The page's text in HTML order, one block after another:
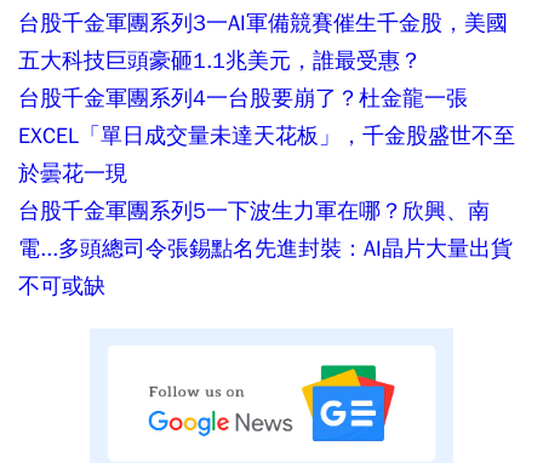
台股千金軍團系列3一AI軍備競賽催生千金股，美國
五大科技巨頭豪砸1.1兆美元，誰最受惠？
台股千金軍團系列4一台股要崩了？杜金龍一張
EXCEL「單日成交量未達天花板」，千金股盛世不至
於曇花一現
台股千金軍團系列5一下波生力軍在哪？欣興、南
電...多頭總司令張錫點名先進封裝：AI晶片大量出貨
不可或缺